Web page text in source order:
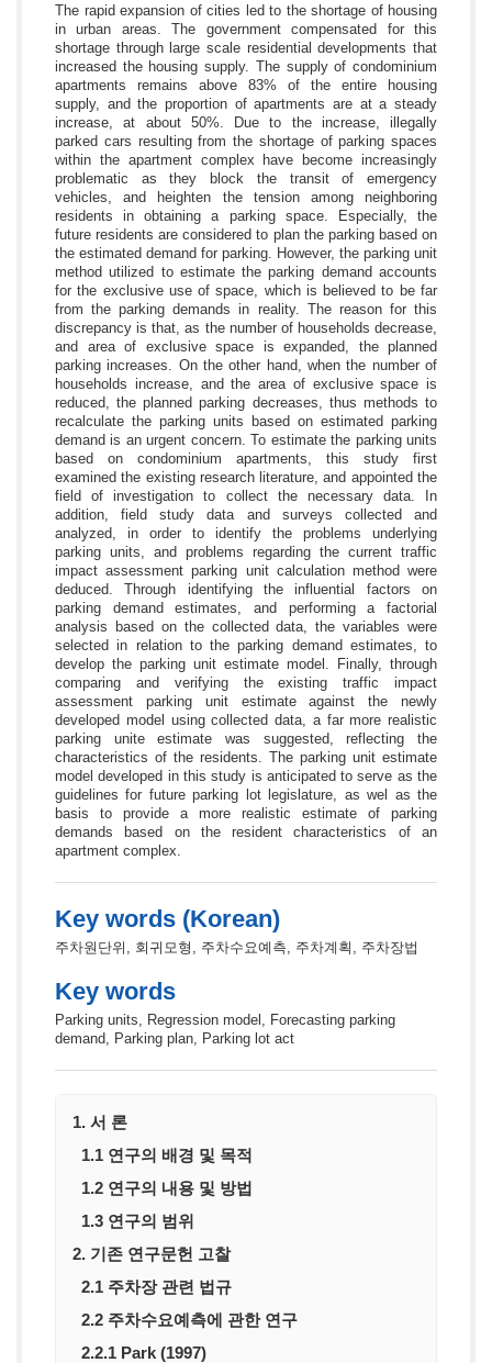
The rapid expansion of cities led to the shortage of housing
in urban areas. The government compensated for this
shortage through large scale residential developments that
increased the housing supply. The supply of condominium
apartments remains above 83% of the entire housing
supply, and the proportion of apartments are at a steady
increase, at about 50%. Due to the increase, illegally
parked cars resulting from the shortage of parking spaces
within the apartment complex have become increasingly
problematic as they block the transit of emergency
vehicles, and heighten the tension among neighboring
residents in obtaining a parking space. Especially, the
future residents are considered to plan the parking based on
the estimated demand for parking. However, the parking unit
method utilized to estimate the parking demand accounts
for the exclusive use of space, which is believed to be far
from the parking demands in reality. The reason for this
discrepancy is that, as the number of households decrease,
and area of exclusive space is expanded, the planned
parking increases. On the other hand, when the number of
households increase, and the area of exclusive space is
reduced, the planned parking decreases, thus methods to
recalculate the parking units based on estimated parking
demand is an urgent concern. To estimate the parking units
based on condominium apartments, this study first
examined the existing research literature, and appointed the
field of investigation to collect the necessary data. In
addition, field study data and surveys collected and
analyzed, in order to identify the problems underlying
parking units, and problems regarding the current traffic
impact assessment parking unit calculation method were
deduced. Through identifying the influential factors on
parking demand estimates, and performing a factorial
analysis based on the collected data, the variables were
selected in relation to the parking demand estimates, to
develop the parking unit estimate model. Finally, through
comparing and verifying the existing traffic impact
assessment parking unit estimate against the newly
developed model using collected data, a far more realistic
parking unite estimate was suggested, reflecting the
characteristics of the residents. The parking unit estimate
model developed in this study is anticipated to serve as the
guidelines for future parking lot legislature, as wel as the
basis to provide a more realistic estimate of parking
demands based on the resident characteristics of an
apartment complex.
Key words (Korean)
주차원단위, 회귀모형, 주차수요예측, 주차계획, 주차장법
Key words
Parking units, Regression model, Forecasting parking
demand, Parking plan, Parking lot act
1. 서 론
1.1 연구의 배경 및 목적
1.2 연구의 내용 및 방법
1.3 연구의 범위
2. 기존 연구문헌 고찰
2.1 주차장 관련 법규
2.2 주차수요예측에 관한 연구
2.2.1 Park (1997)